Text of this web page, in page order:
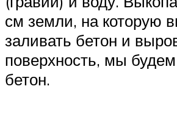
см земли, на которую
заливать бетон и
поверхность, мы
бетон.